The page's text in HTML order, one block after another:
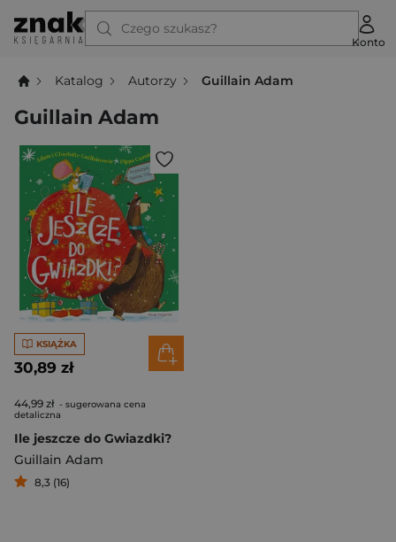
Czego szukasz?
Konto
Katalog Autorzy Guillain Adam
Guillain Adam
KSIĄŻKA
30,89 zł
44,99 zł - sugerowana cena
detaliczna
Ile jeszcze do Gwiazdki?
Guillain Adam
8,3 (16)